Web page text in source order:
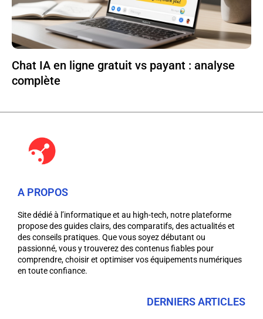
Chat IA en ligne gratuit vs payant : analyse
complète
A PROPOS
Site dédié à l’informatique et au high-tech, notre plateforme
propose des guides clairs, des comparatifs, des actualités et
des conseils pratiques. Que vous soyez débutant ou
passionné, vous y trouverez des contenus fiables pour
comprendre, choisir et optimiser vos équipements numériques
en toute confiance.
DERNIERS ARTICLES